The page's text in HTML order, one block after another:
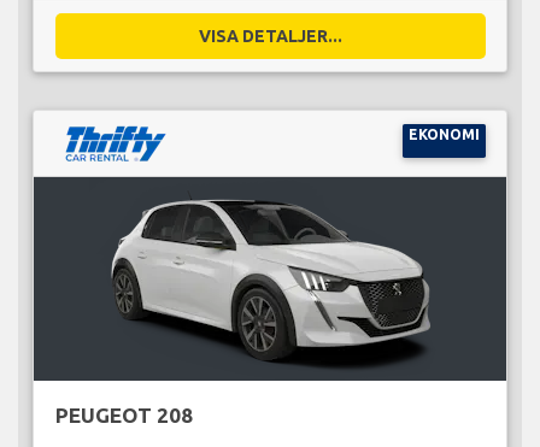
VISA DETALJER...
EKONOMI
PEUGEOT 208